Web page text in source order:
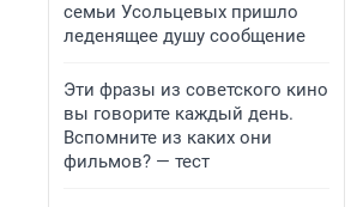
семьи Усольцевых пришло
леденящее душу сообщение
Эти фразы из советского кино
вы говорите каждый день.
Вспомните из каких они
фильмов? — тест